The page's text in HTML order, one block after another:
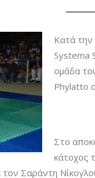
Κατά την
Systema
ομάδα
Phylatto
Στο
κάτοχος
τον Σαράντη